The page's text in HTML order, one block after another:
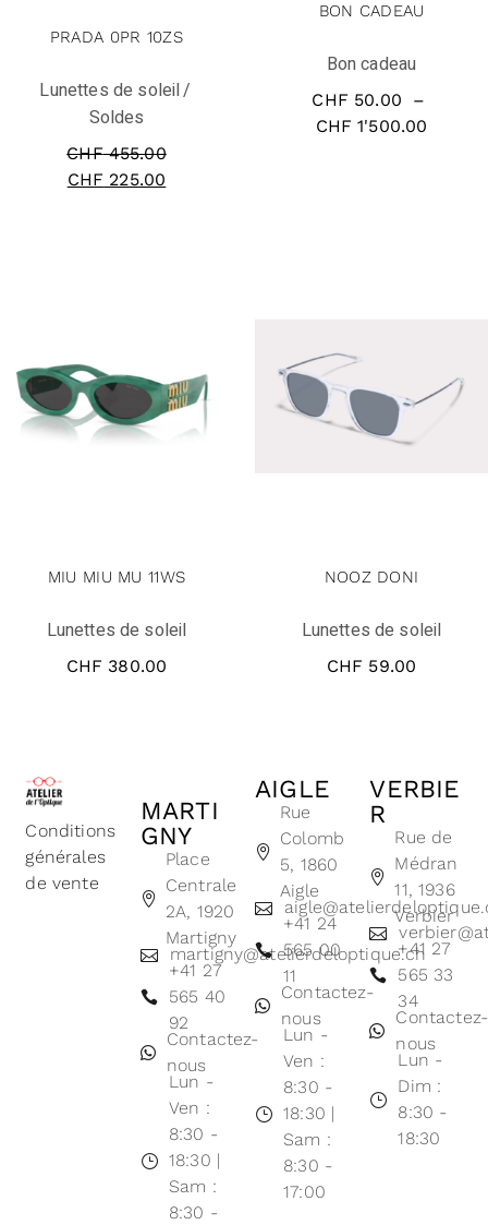
PRADA 0PR 10ZS
Lunettes de soleil
Soldes
CHF455.00
CHF 225.00
BON CADEAU
Bon cadeau
CHF 50.00
–
CHF 1'500.00
MIU MIU MU 11WS
Lunettes de soleil
CHF 380.00
NOOZ DONI
Lunettes de soleil
CHF 59.00
Conditions
générales
de vente
MARTI
GNY
Place
Centrale
2A, 1920
Martigny
martigny@atelierdeloptique.ch
+41 27
565 40
92
Contactez-
nous
Lun -
Ven :
8:30 -
18:30 |
Sam :
8:30 -
AIGLE
Rue
Colomb
5, 1860
Aigle
+41 24
565 00
11
Contactez-
nous
Lun -
Ven :
8:30 -
18:30 |
Sam :
8:30 -
17:00
VERBIE
R
Rue de
Médran
11, 1936
Verbier
+41 27
565 33
34
Contactez-
nous
Lun -
Dim :
8:30 -
18:30